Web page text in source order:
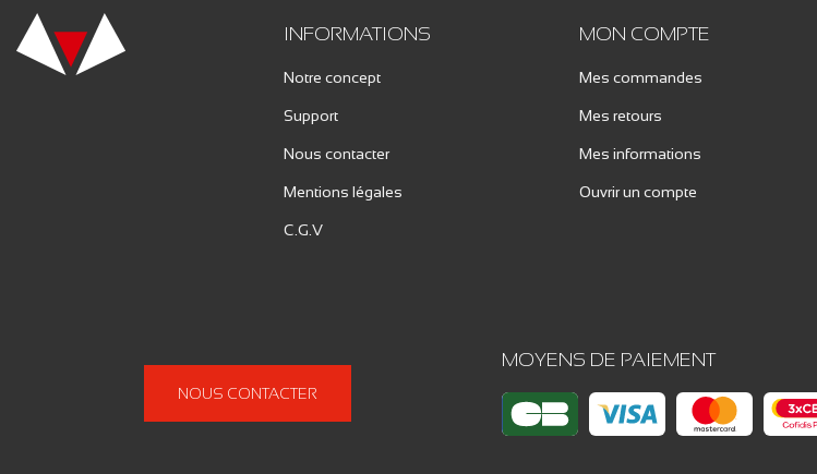
INFORMATIONS
Notre concept
Support
Nous contacter
Mentions légales
C.G.V
MON COMPTE
Mes commandes
Mes retours
Mes informations
Ouvrir un compte
NOUS CONTACTER
MOYENS DE PAIEMENT